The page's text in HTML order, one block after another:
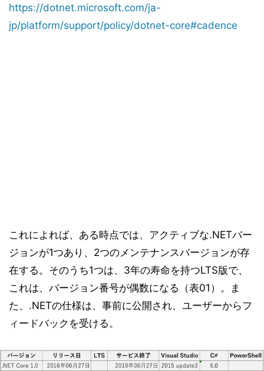
https://dotnet.microsoft.com/ja-
jp/platform/support/policy/dotnet-core#cadence
これによれば、ある時点では、アクティブな.NETバー
ジョンが1つあり、2つのメンテナンスバージョンが存
在する。そのうち1つは、3年の寿命を持つLTS版で、
これは、バージョン番号が偶数になる（表01）。ま
た、.NETの仕様は、事前に公開され、ユーザーからフ
ィードバックを受ける。